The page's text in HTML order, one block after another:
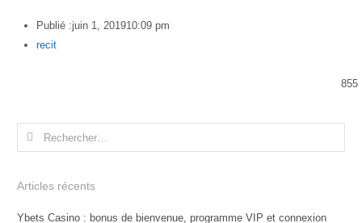
Publié :juin 1, 201910:09 pm
Author
recit
855
Rechercher :
Articles récents
Ybets Casino : bonus de bienvenue, programme VIP et connexion